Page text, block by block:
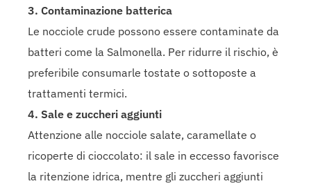
3. Contaminazione batterica
Le nocciole crude possono essere contaminate da
batteri come la Salmonella. Per ridurre il rischio, è
preferibile consumarle tostate o sottoposte a
trattamenti termici.
4. Sale e zuccheri aggiunti
Attenzione alle nocciole salate, caramellate o
ricoperte di cioccolato: il sale in eccesso favorisce
la ritenzione idrica, mentre gli zuccheri aggiunti